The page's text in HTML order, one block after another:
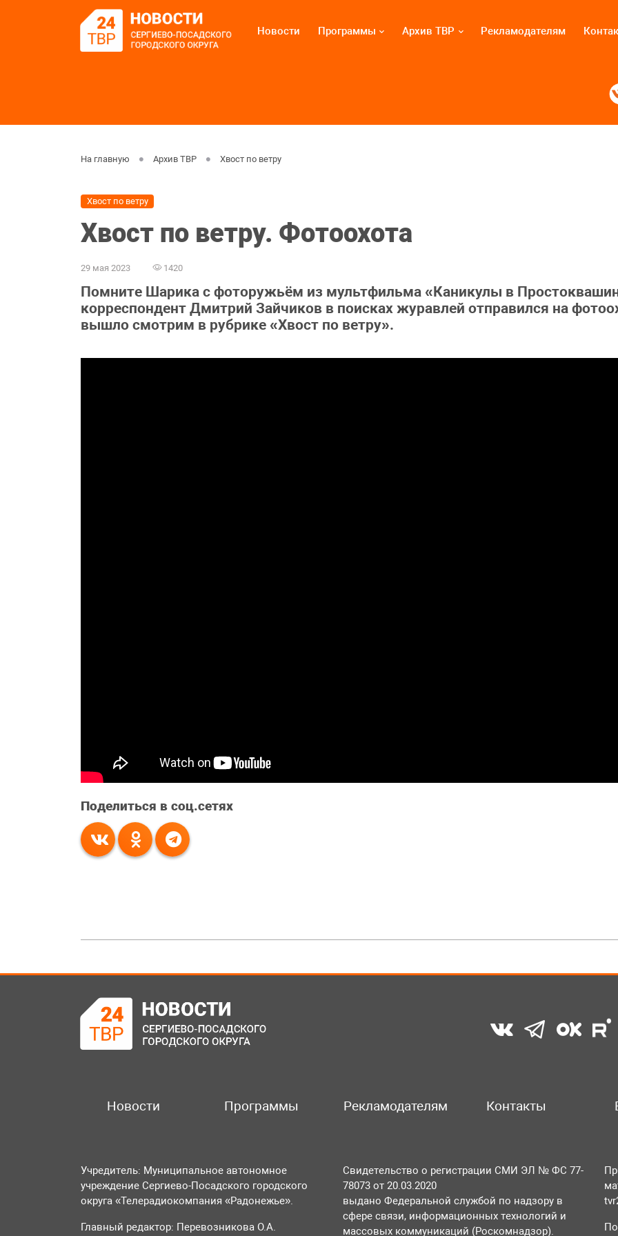
Новости Программы Архив ТВР Рекламодателям
На главную Архив ТВР Хвост по ветру
Хвост по ветру
Хвост по ветру. Фотоохота
29 мая 2023 1420
Помните Шарика с фоторужьём из мультфильма «Каникулы в
корреспондент Дмитрий Зайчиков в поисках журавлей отправился на
вышло смотрим в рубрике «Хвост по ветру».
Поделиться в соц.сетях
Новости Программы Рекламодателям Контакты
Учредитель: Муниципальное автономное
учреждение Сергиево-Посадского городского
округа «Телерадиокомпания «Радонежье».
Главный редактор: Перевозникова О.А.
Свидетельство о регистрации СМИ ЭЛ № ФС 77-
78073 от 20.03.2020
выдано Федеральной службой по надзору в
сфере связи, информационных технологий и
массовых коммуникаций (Роскомнадзор).